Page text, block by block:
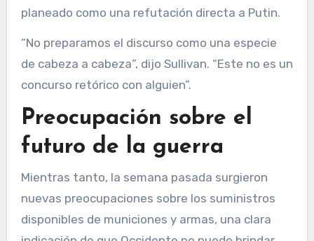
planeado como una refutación directa a Putin.
“No preparamos el discurso como una especie
de cabeza a cabeza”, dijo Sullivan. “Este no es un
concurso retórico con alguien”.
Preocupación sobre el
futuro de la guerra
Mientras tanto, la semana pasada surgieron
nuevas preocupaciones sobre los suministros
disponibles de municiones y armas, una clara